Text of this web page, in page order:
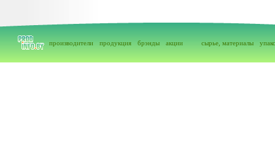
производители продукция брэнды акции сырье, материалы